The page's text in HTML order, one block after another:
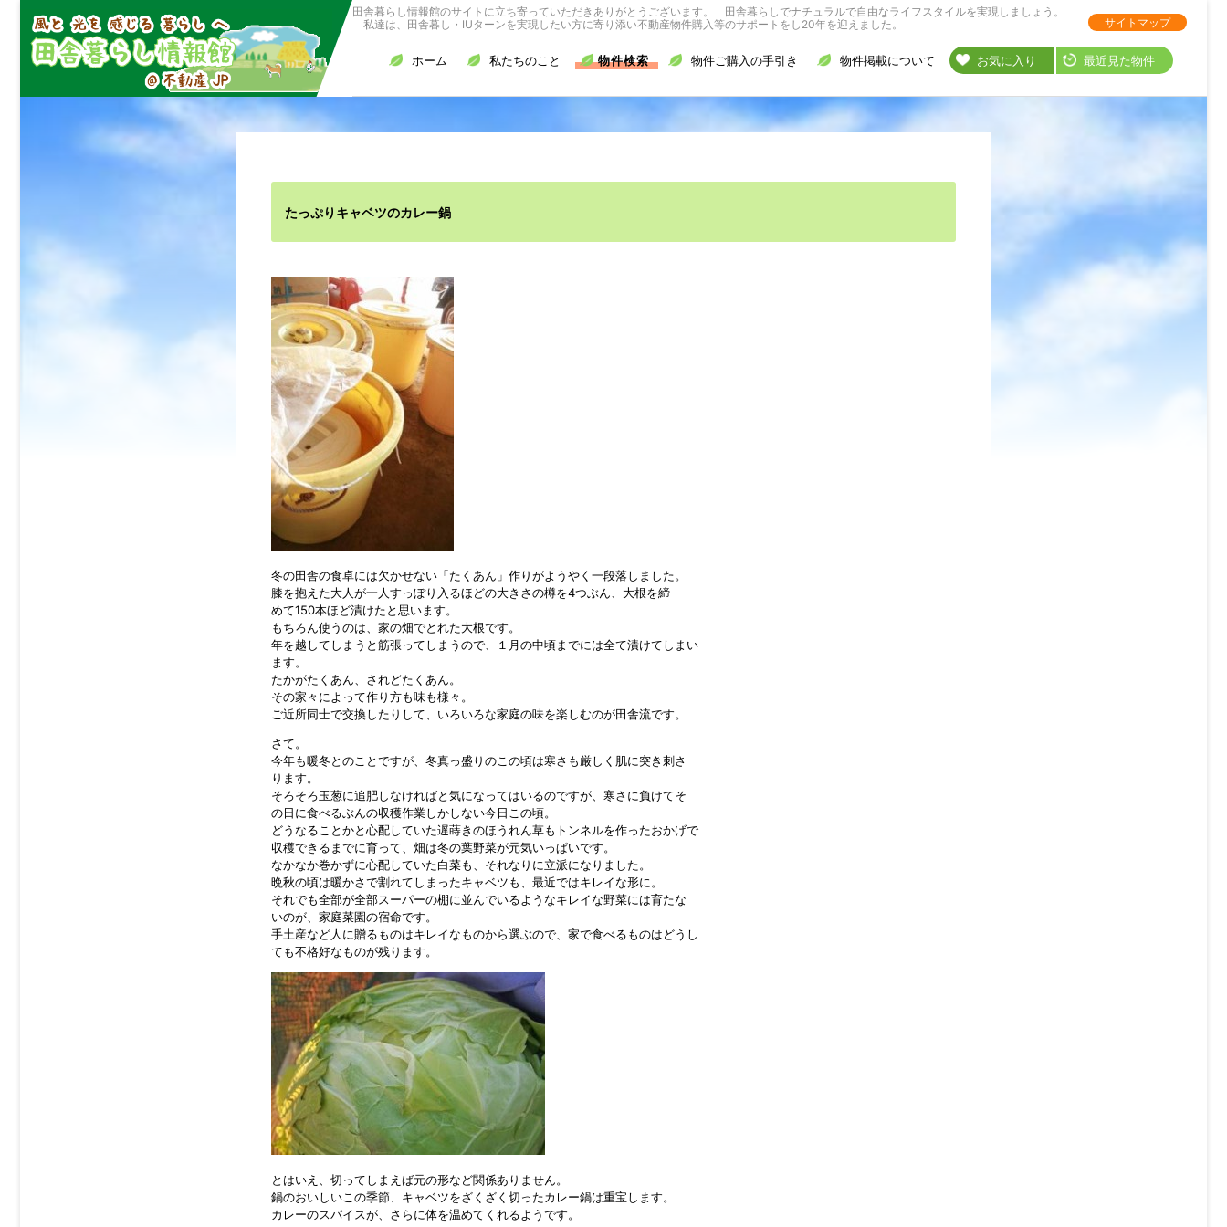
田舎暮らし情報館のサイトに立ち寄っていただきありがとうございます。 田舎暮らしでナチュラルで自由なライフスタイルを実現しましょう。
私達は、田舎暮し・IUターンを実現したい方に寄り添い不動産物件購入等のサポートをし20年を迎えました。
サイトマップ
ホーム 私たちのこと 物件検索 物件ご購入の手引き 物件掲載について お気に入り 最近見た物件
たっぷりキャベツのカレー鍋
冬の田舎の食卓には欠かせない「たくあん」作りがようやく一段落しました。
膝を抱えた大人が一人すっぽり入るほどの大きさの樽を4つぶん、大根を締
めて150本ほど漬けたと思います。
もちろん使うのは、家の畑でとれた大根です。
年を越してしまうと筋張ってしまうので、１月の中頃までには全て漬けてしまい
ます。
たかがたくあん、されどたくあん。
その家々によって作り方も味も様々。
ご近所同士で交換したりして、いろいろな家庭の味を楽しむのが田舎流です。
さて。
今年も暖冬とのことですが、冬真っ盛りのこの頃は寒さも厳しく肌に突き刺さ
ります。
そろそろ玉葱に追肥しなければと気になってはいるのですが、寒さに負けてそ
の日に食べるぶんの収穫作業しかしない今日この頃。
どうなることかと心配していた遅蒔きのほうれん草もトンネルを作ったおかげで
収穫できるまでに育って、畑は冬の葉野菜が元気いっぱいです。
なかなか巻かずに心配していた白菜も、それなりに立派になりました。
晩秋の頃は暖かさで割れてしまったキャベツも、最近ではキレイな形に。
それでも全部が全部スーパーの棚に並んでいるようなキレイな野菜には育たな
いのが、家庭菜園の宿命です。
手土産など人に贈るものはキレイなものから選ぶので、家で食べるものはどうし
ても不格好なものが残ります。
とはいえ、切ってしまえば元の形など関係ありません。
鍋のおいしいこの季節、キャベツをざくざく切ったカレー鍋は重宝します。
カレーのスパイスが、さらに体を温めてくれるようです。